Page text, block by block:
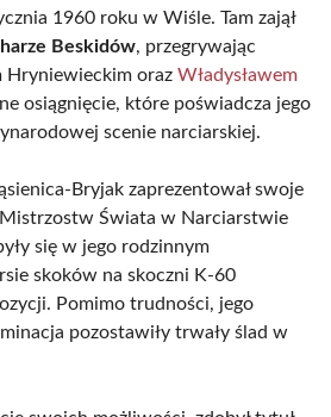
1960 roku w Wiśle. Tam zajął
Beskidów, przegrywając
Hryniewieckim oraz Władysławem
osiągnięcie, które poświadcza jego
scenie narciarskiej.
Bryjak zaprezentował swoje
Świata w Narciarstwie
się w jego rodzinnym
skoków na skoczni K-60
Pomimo trudności, jego
pozostawiły trwały ślad w